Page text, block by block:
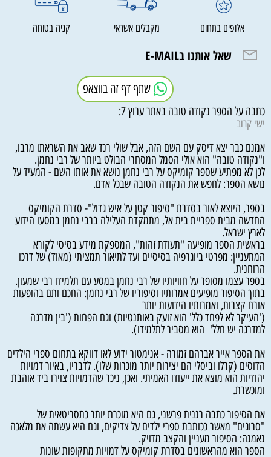
אלופים בתחום מקבלים אשראי קניה בטוחה
שאל אותנו בE-MAIL
שתף דף זה בווצאפ
כתבה על הספר נקודה טובה באתר ערוץ 7:
ישי קרוב
אמנם כבר יצא דיסק עם השם הזה, אבל שולי רנד שאב את השראתו מרבו,
ו"נקודה טובה" הוא אולי הסמל המסחרי הבולט ביותר של רבי נחמן.
לכן לא מפתיע שספר קומיקס על רבי נחמן נושא את אותו השם - המעיד על
נושא הספר: לחפש את הנקודה הטובה שבכל אדם.
בספר, היוצא לאור בסדרת "סיפור קטן על איש גדול"- סדרת הקומיקס
החדשה מבית ספריית בית אל, מתמקדת העלילה ברבי נחמן במסעו הידוע
לארץ ישראל.
בראשית הספר מופיעה "תעודת זהות", המספקת מידע בסיסי לקורא
המתעניין: מפרטי ביוגרפיה בסיסיים ועד לתיאור תמציתי (מאוד) של דרכו
הרוחנית.
בספר עצמו מסופר על חוויותיו של רבי נחמן במסע עם תלמידו רבי שמעון.
בתוך הסיפור מופיעים אמרותיו וסיפוריו של רבי נחמן: החכם ותם בהופעות
אורח קצרות, ואמרותיו הידועות יותר
('העיקר לא לפחד כלל' הוא זועק באותנטיות) וגם הפחות ('בין מדרגה
למדרגה יש חלל' הוא מסביר לתלמידו).
את הספר אייר אברהם זמורה - אנימטור ידוע לאו דווקא בתחום ספרי הילדים
הדוסים (קרלו וביסלי הם יצירות יותר מוכרות שלו). לדבריו, באיור דמויות
יהודיות הוא מוצא את ייעודו האמיתי. ואכן, ניכר שהדמויות צוירו ביד אוהבת
ומוכשרת.
את הסיפור כתבה רננית פרשני, גם היא מוכרת יותר כתסריטאית של
"סרוגים" מאשר ככותבת ספרי ילדים על צדיקים, וגם היא עשתה את מלאכה
נאמנה: הסיפור מעניין והקצב מדויק.
הספר הוא מהראשונים בסדרת קומיקס על דמויות מתקופות שונות